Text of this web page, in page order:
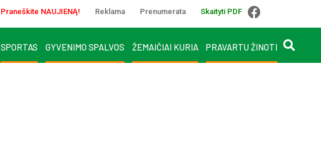
Praneškite NAUJIENĄ! Reklama Prenumerata Skaityti PDF
SPORTAS GYVENIMO SPALVOS ŽEMAIČIAI KURIA PRAVARTU ŽINOTI